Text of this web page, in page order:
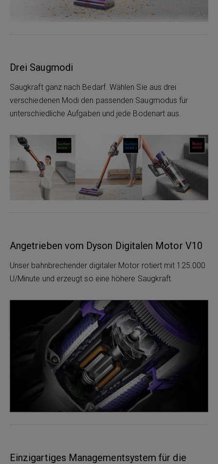
Drei Saugmodi
Saugkraft ganz nach Bedarf. Wählen Sie aus drei
verschiedenen Modi den passenden Saugmodus für
unterschiedliche Aufgaben und jede Bodenart aus.
Angetrieben vom Dyson Digitalen Motor V10
Unser bahnbrechender digitaler Motor rotiert mit 125.000
U/Minute und erzeugt so eine höhere Saugkraft.
Einzigartiges Managementsystem für die